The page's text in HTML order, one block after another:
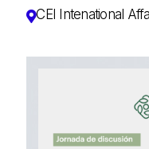
CEI Intenational